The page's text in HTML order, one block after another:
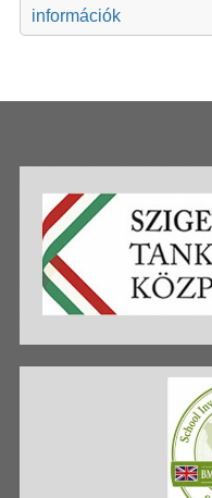
információk